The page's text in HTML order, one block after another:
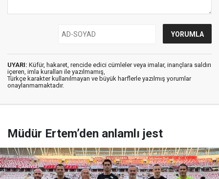
UYARI: Küfür, hakaret, rencide edici cümleler veya imalar, inançlara saldırı
içeren, imla kuralları ile yazılmamış,
Türkçe karakter kullanılmayan ve büyük harflerle yazılmış yorumlar
onaylanmamaktadır.
Müdür Ertem’den anlamlı jest